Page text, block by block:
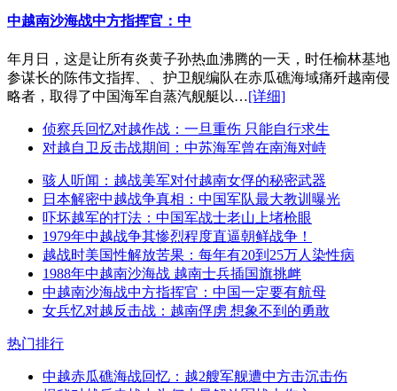
中越南沙海战中方指挥官：中
年月日，这是让所有炎黄子孙热血沸腾的一天，时任榆林基地
参谋长的陈伟文指挥、、护卫舰编队在赤瓜礁海域痛歼越南侵
略者，取得了中国海军自蒸汽舰艇以…[详细]
侦察兵回忆对越作战：一旦重伤 只能自行求生
对越自卫反击战期间：中苏海军曾在南海对峙
骇人听闻：越战美军对付越南女俘的秘密武器
日本解密中越战争真相：中国军队最大教训曝光
吓坏越军的打法：中国军战士老山上堵枪眼
1979年中越战争其惨烈程度直逼朝鲜战争！
越战时美国性解放苦果：每年有20到25万人染性病
1988年中越南沙海战 越南士兵插国旗挑衅
中越南沙海战中方指挥官：中国一定要有航母
女兵忆对越反击战：越南俘虏 想象不到的勇敢
热门排行
中越赤瓜礁海战回忆：越2艘军舰遭中方击沉击伤